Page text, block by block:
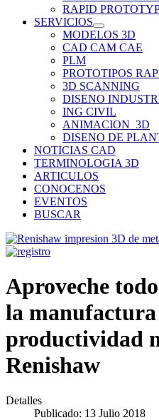
RAPID
SERVICIOS
MODELOS 3D
CAD CAM CAE
PLM
PROTOTIPOS
3D SCANNING
DISENO
ING CIVIL
ANIMACION_3D
DISENO DE
NOTICIAS CAD
TERMINOLOGIA 3D
ARTICULOS
CONOCENOS
EVENTOS
BUSCAR
Aproveche
la
productividad
Renishaw
Detalles
Publicado: 13 Julio 2018